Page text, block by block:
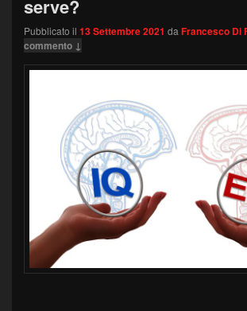
serve?
Pubblicato il 13 Settembre 2021 da Francesco Di
commento ↓